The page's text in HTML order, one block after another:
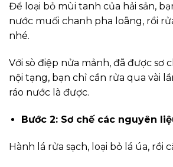
Để loại bỏ mùi tanh của hải sản,
nước muối chanh pha loãng, rồi
nhé.
Với sò điệp nửa mảnh, đã được sơ
nội tạng, bạn chỉ cần rửa qua vài
ráo nước là được.
Bước 2: Sơ chế các nguyên
Hành lá rửa sạch, loại bỏ lá úa, rồi